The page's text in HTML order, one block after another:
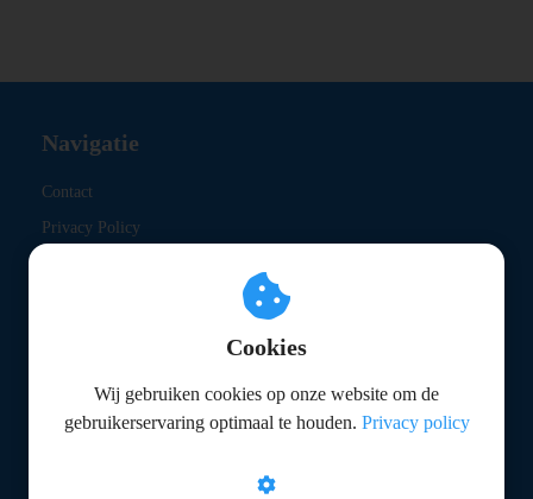
Navigatie
Contact
Privacy Policy
Cookies
Wij gebruiken cookies op onze website om de
gebruikerservaring optimaal te houden. Privacy policy